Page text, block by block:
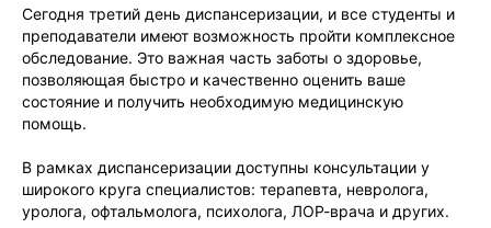
Сегодня третий день диспансеризации, и все студенты и
преподаватели имеют возможность пройти комплексное
обследование. Это важная часть заботы о здоровье,
позволяющая быстро и качественно оценить ваше
состояние и получить необходимую медицинскую
помощь.
В рамках диспансеризации доступны консультации у
широкого круга специалистов: терапевта, невролога,
уролога, офтальмолога, психолога, ЛОР-врача и других.